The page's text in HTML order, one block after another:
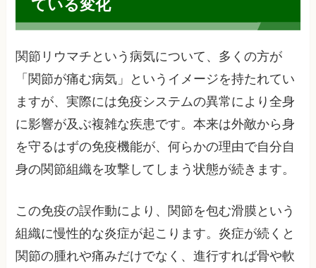
関節リウマチという病気について、多くの方が
「関節が痛む病気」というイメージを持たれてい
ますが、実際には免疫システムの異常により全身
に影響が及ぶ複雑な疾患です。本来は外敵から身
を守るはずの免疫機能が、何らかの理由で自分自
身の関節組織を攻撃してしまう状態が続きます。
この免疫の誤作動により、関節を包む滑膜という
組織に慢性的な炎症が起こります。炎症が続くと
関節の腫れや痛みだけでなく、進行すれば骨や軟